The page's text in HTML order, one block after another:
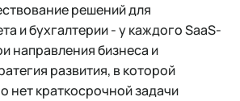
решений для
и бухгалтерии - у каждого SaaS-
направления бизнеса и
развития, в которой
нет краткосрочной задачи